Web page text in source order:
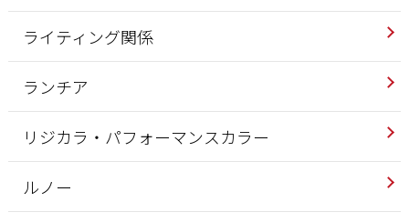
ライティング関係
ランチア
リジカラ・パフォーマンスカラー
ルノー